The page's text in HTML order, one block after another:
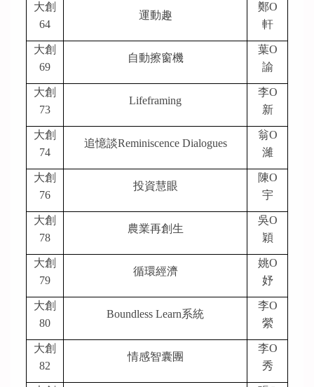
大創
64
運動趣
鄭O
軒
大創
69
自動擦窗機
葉O
諭
大創
73
Lifeframing
李O
新
大創
74
追憶談Reminiscence Dialogues
翁O
濰
大創
76
投資慧眼
陳O
宇
大創
78
農業再創生
吳O
穎
大創
79
循環經濟
姚O
妤
大創
80
Boundless Learn系統
李O
縈
大創
82
情感智囊團
李O
秀